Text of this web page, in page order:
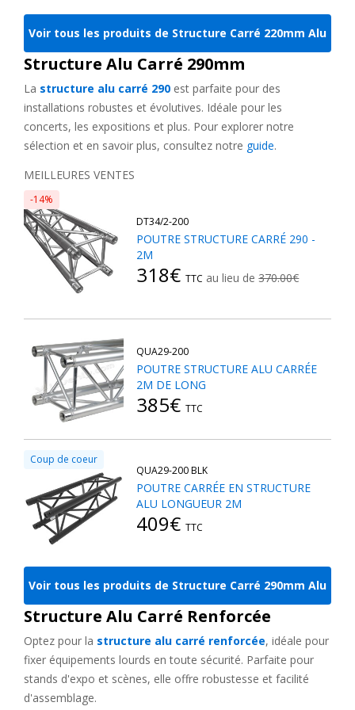
Avec des formats tels que les structures alu carrées 290mm
vous pouvez concevoir des grills scéniques, des grills suspendus
ou auto-portés pour des événements professionnels ou des
salons d'exposition. En optant pour ces solutions, vous
bénéficiez de la robustesse nécessaire pour sécuriser vos
équipements de sonorisation professionnelle et d'éclairage
événementiel.
solution pour les grandes charges
Pour des projets nécessitant une capacité de charge supérieure,
structures alu carrées renforcées sont indispensables.
Ces modèles, conçus pour les environnements exigeants,
conviennent parfaitement pour :
- Lesgrills auto-portésqui nécessitent une grande portée.
- Les installations durables pour des pièces de théâtre ou des
événements d'entreprise.
Disponibles en plusieurs tailles et finitions, ces structures
s'adaptent à vos besoins les plus spécifiques. Découvrez les
options disponibles sur notre page dédiée aux
Des usages créatifs et multiples pour la
structure alu carré
Les structures alu carrées s'imposent comme un choix de
référence pour de multiples applications :
Grills scéniques: conçus pour supporter des éclairages
professionnels.
Grills auto-portés: idéal pour des événements en extérieur.
Salons professionnels: offrant une présentation esthétique
et sécurisée.
Expositions: adaptées aux installations temporaires ou
permanentes.
Voir tous les produits de Structure Carré 220mm Alu
Structure Alu Carré 290mm
La structure alu carré 290 est parfaite pour des
installations robustes et évolutives. Idéale pour les
concerts, les expositions et plus. Pour explorer notre
sélection et en savoir plus, consultez notre guide.
MEILLEURES VENTES
-14%
DT34/2-200
POUTRE STRUCTURE CARRÉ 290 -
2M
318€TTC au lieu de370.00€
QUA29-200
POUTRE STRUCTURE ALU CARRÉE
2M DE LONG
385€TTC
Coup de coeur
QUA29-200 BLK
POUTRE CARRÉE EN STRUCTURE
ALU LONGUEUR 2M
409€TTC
Voir tous les produits de Structure Carré 290mm Alu
Structure Alu Carré Renforcée
Optez pour la structure alu carré renforcée, idéale pour
fixer équipements lourds en toute sécurité. Parfaite pour
stands d'expo et scènes, elle offre robustesse et facilité
d'assemblage.